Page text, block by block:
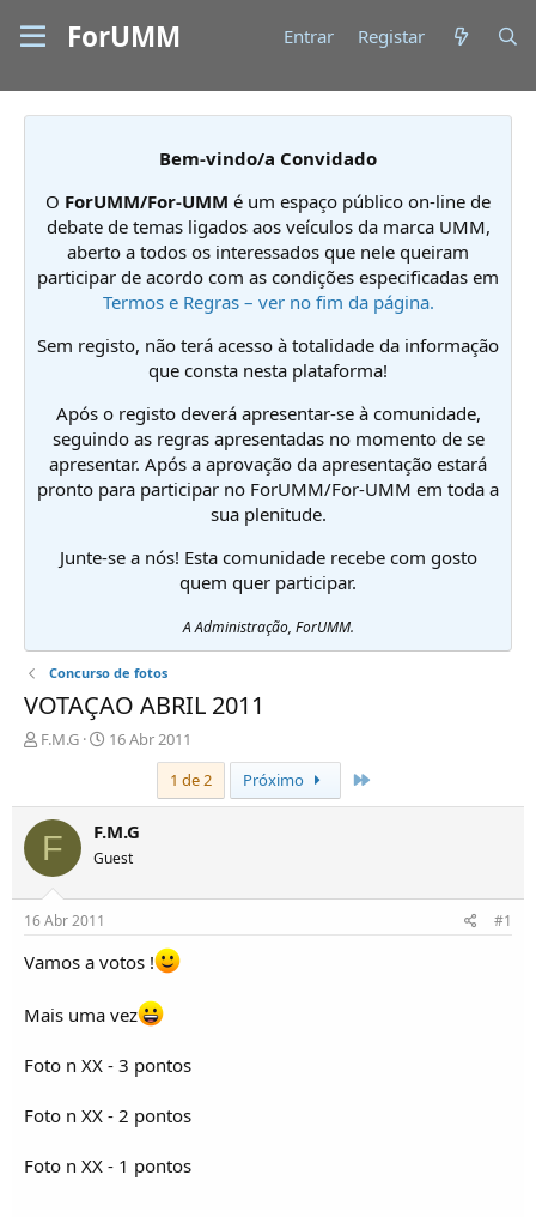
ForUMM Entrar Registar
Bem-vindo/a Convidado
O ForUMM/For-UMM é um espaço público on-line de
debate de temas ligados aos veículos da marca UMM,
aberto a todos os interessados que nele queiram
participar de acordo com as condições especificadas em
Termos e Regras – ver no fim da página.
Sem registo, não terá acesso à totalidade da informação
que consta nesta plataforma!
Após o registo deverá apresentar-se à comunidade,
seguindo as regras apresentadas no momento de se
apresentar. Após a aprovação da apresentação estará
pronto para participar no ForUMM/For-UMM em toda a
sua plenitude.
Junte-se a nós! Esta comunidade recebe com gosto
quem quer participar.
A Administração, ForUMM.
Concurso de fotos
VOTAÇAO ABRIL 2011
I
c
i
d
d
T
p
c
F.M.G
D
a
d
e
i
o
16 Abr 2011
1 de 2
Próximo
F F.M.G
Guest
16 Abr 2011 #1
Vamos a votos !
Mais uma vez
Foto n XX - 3 pontos
Foto n XX - 2 pontos
Foto n XX - 1 pontos